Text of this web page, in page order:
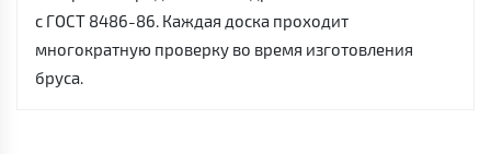
с ГОСТ 8486-86. Каждая доска проходит
многократную проверку во время изготовления
бруса.